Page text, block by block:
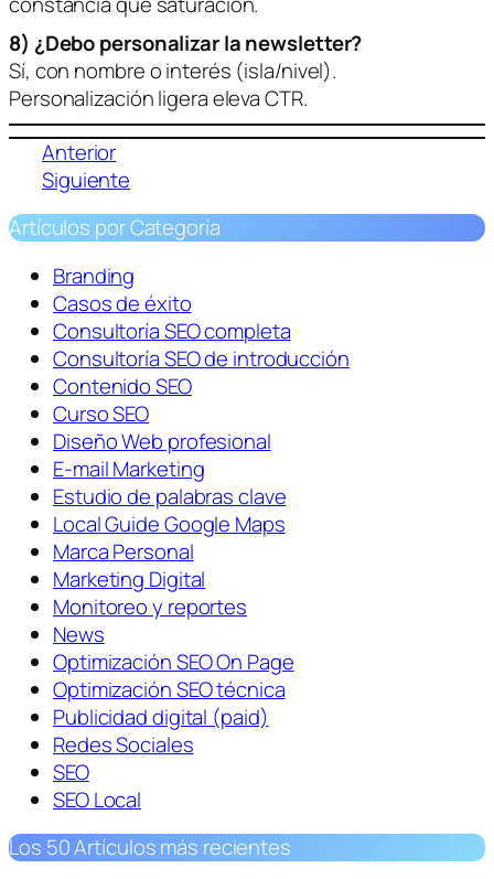
8) ¿Debo personalizar la newsletter?
Sí, con nombre o interés (isla/nivel).
Personalización ligera eleva CTR.
Anterior
Siguiente
Artículos por Categoría
Branding
Casos de éxito
Consultoría SEO completa
Consultoría SEO de introducción
Contenido SEO
Curso SEO
Diseño Web profesional
E-mail Marketing
Estudio de palabras clave
Local Guide Google Maps
Marca Personal
Marketing Digital
Monitoreo y reportes
News
Optimización SEO On Page
Optimización SEO técnica
Publicidad digital (paid)
Redes Sociales
SEO
SEO Local
Los 50 Artículos más recientes